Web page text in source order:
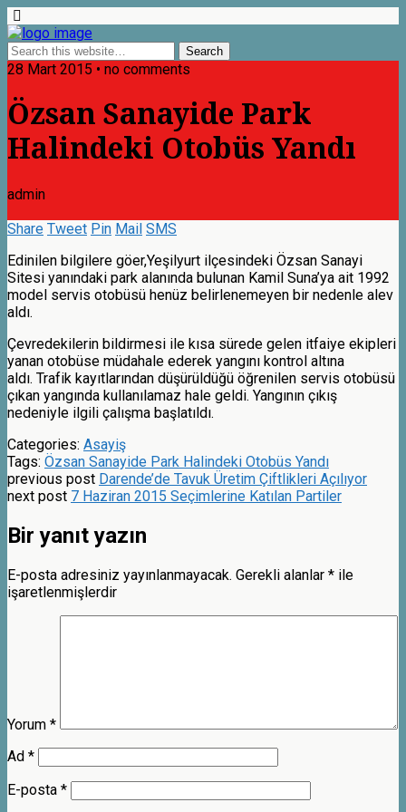
28 Mart 2015 • no comments
Özsan Sanayide Park
Halindeki Otobüs Yandı
admin
Share Tweet Pin Mail SMS
Edinilen bilgilere göer,Yeşilyurt ilçesindeki Özsan Sanayi
Sitesi yanındaki park alanında bulunan Kamil Suna’ya ait 1992
model servis otobüsü henüz belirlenemeyen bir nedenle alev
aldı.
Çevredekilerin bildirmesi ile kısa sürede gelen itfaiye ekipleri
yanan otobüse müdahale ederek yangını kontrol altına
aldı. Trafik kayıtlarından düşürüldüğü öğrenilen servis otobüsü
çıkan yangında kullanılamaz hale geldi. Yangının çıkış
nedeniyle ilgili çalışma başlatıldı.
Categories: Asayiş
Tags: Özsan Sanayide Park Halindeki Otobüs Yandı
previous post Darende’de Tavuk Üretim Çiftlikleri Açılıyor
next post 7 Haziran 2015 Seçimlerine Katılan Partiler
Bir yanıt yazın
E-posta adresiniz yayınlanmayacak. Gerekli alanlar * ile
işaretlenmişlerdir
Yorum *
Ad *
E-posta *